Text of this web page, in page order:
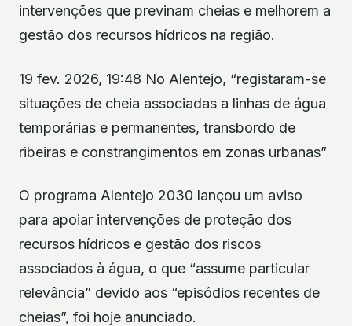
intervenções que previnam cheias e melhorem a
gestão dos recursos hídricos na região.
19 fev. 2026, 19:48 No Alentejo, “registaram-se
situações de cheia associadas a linhas de água
temporárias e permanentes, transbordo de
ribeiras e constrangimentos em zonas urbanas”
O programa Alentejo 2030 lançou um aviso
para apoiar intervenções de proteção dos
recursos hídricos e gestão dos riscos
associados à água, o que “assume particular
relevância” devido aos “episódios recentes de
cheias”, foi hoje anunciado.